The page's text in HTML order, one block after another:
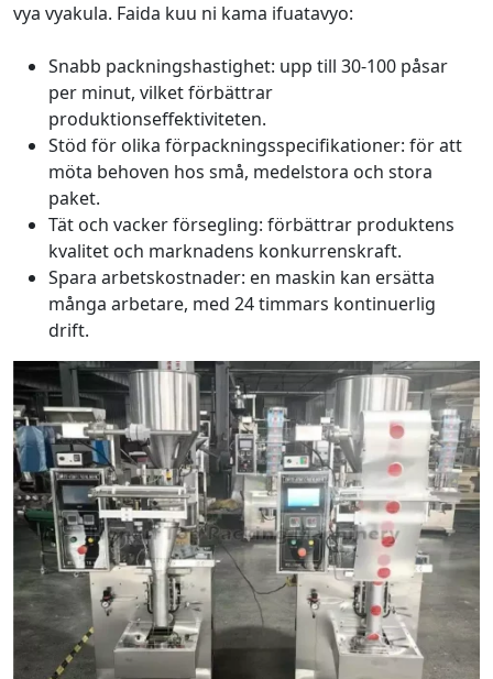
vya vyakula. Faida kuu ni kama ifuatavyo:
Snabb packningshastighet: upp till 30-100 påsar
per minut, vilket förbättrar
produktionseffektiviteten.
Stöd för olika förpackningsspecifikationer: för att
möta behoven hos små, medelstora och stora
paket.
Tät och vacker försegling: förbättrar produktens
kvalitet och marknadens konkurrenskraft.
Spara arbetskostnader: en maskin kan ersätta
många arbetare, med 24 timmars kontinuerlig
drift.